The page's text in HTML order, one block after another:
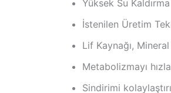
Yüksek Su Kaldırma
İstenilen Üretim
Lif Kaynağı,
Metabolizmayı
Sindirimi